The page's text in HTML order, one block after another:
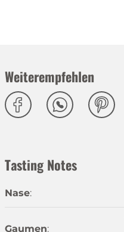
Weiterempfehlen
Tasting Notes
Nase:
Gaumen: